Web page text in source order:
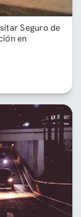
Seguro de
en